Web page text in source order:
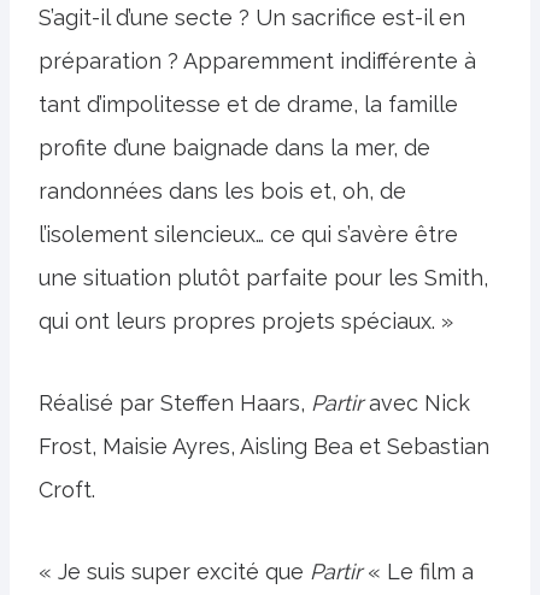
S’agit-il d’une secte ? Un sacrifice est-il en
préparation ? Apparemment indifférente à
tant d’impolitesse et de drame, la famille
profite d’une baignade dans la mer, de
randonnées dans les bois et, oh, de
l’isolement silencieux… ce qui s’avère être
une situation plutôt parfaite pour les Smith,
qui ont leurs propres projets spéciaux. »
Réalisé par Steffen Haars, Partiravec Nick
Frost, Maisie Ayres, Aisling Bea et Sebastian
Croft.
« Je suis super excité que Partir« Le film a